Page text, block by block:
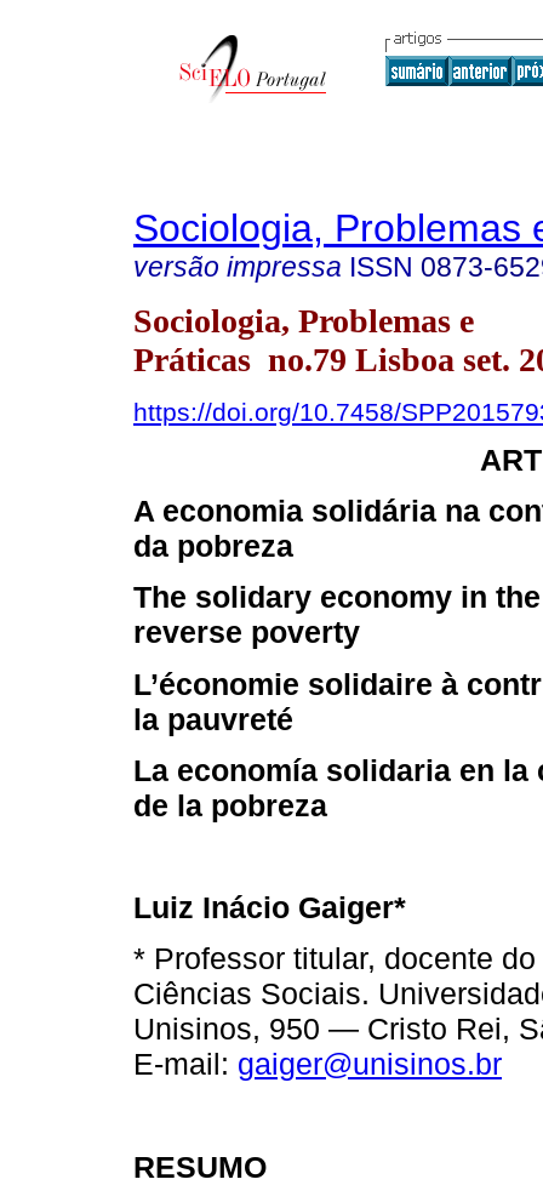
Sociologia, Problemas
versão impressa ISSN 0873-
Sociologia, Problemas e
Práticas no.79 Lisboa set.
https://doi.org/10.7458/
A economia solidária na
da pobreza
The solidary economy in
reverse poverty
L’économie solidaire à
la pauvreté
La economía solidaria en la
de la pobreza
Luiz Inácio Gaiger*
* Professor titular, docente
Ciências Sociais.
Unisinos, 950 — Cristo Rei,
E-mail: gaiger@unisinos.br
RESUMO